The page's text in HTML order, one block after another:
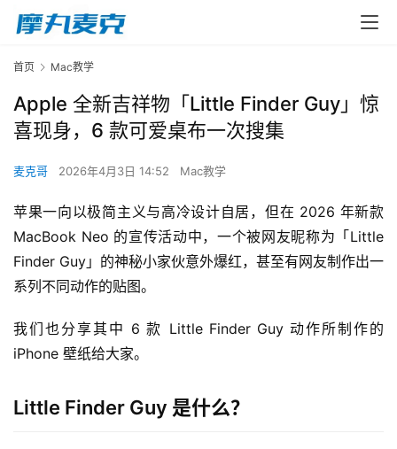
首页 Mac教学
Apple 全新吉祥物「Little Finder Guy」惊
喜现身，6 款可爱桌布一次搜集
麦克哥 2026年4月3日 14:52 Mac教学
苹果一向以极简主义与高冷设计自居，但在 2026 年新款
MacBook Neo 的宣传活动中，一个被网友昵称为「Little
Finder Guy」的神秘小家伙意外爆红，甚至有网友制作出一
系列不同动作的贴图。
我们也分享其中 6 款 Little Finder Guy 动作所制作的
iPhone 壁纸给大家。
Little Finder Guy 是什么？